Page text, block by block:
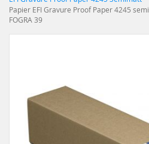
Papier EFI Gravure Proof Paper 4245
FOGRA 39
of
the
images
gallery